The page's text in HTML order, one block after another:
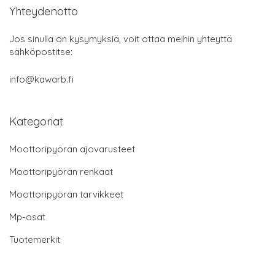
Yhteydenotto
Jos sinulla on kysymyksiä, voit ottaa meihin yhteyttä
sähköpostitse:
info@kawarb.fi
Kategoriat
Moottoripyörän ajovarusteet
Moottoripyörän renkaat
Moottoripyörän tarvikkeet
Mp-osat
Tuotemerkit